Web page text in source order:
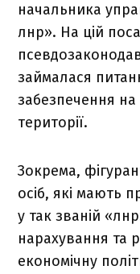
начальника
лнр». На цій
займалася
забезпечення
території.
Зокрема,
осіб, які мають
у так званій
нарахування та
економічну